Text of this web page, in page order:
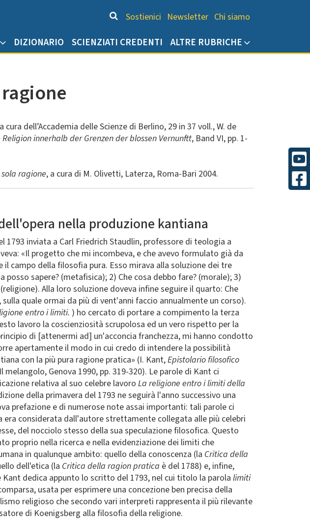
Chi siamo
Sostienici Newsletter Chi siamo
DIZIONARIO SCIENZIATI CREDENTI ALTRE RUBRICHE
cura dell’Accademia delle Scienze di Berlino, 29 in 37 voll., W. de
Religion innerhalb der Grenzen der blossen Vernunftt, Band VI, pp. 1-
ragione, a cura di M. Olivetti, Laterza, Roma-Bari 2004.
nella produzione kantiana
1793 inviata a Carl Friedrich Staudlin, professore di teologia a
«Il progetto che mi incombeva, e che avevo formulato già da
campo della filosofia pura. Esso mirava alla soluzione dei tre
posso sapere? (metafisica); 2) Che cosa debbo fare? (morale); 3)
Alla loro soluzione doveva infine seguire il quarto: Che
quale ormai da più di vent'anni faccio annualmente un corso).
entro i limiti. ) ho cercato di portare a compimento la terza
lavoro la coscienziosità scrupolosa ed un vero rispetto per la
di [attenermi ad] un'acconcia franchezza, mi hanno condotto
apertamente il modo in cui credo di intendere la possibilità
con la più pura ragione pratica» (I. Kant,Epistolario filosofico
melangolo, Genova 1990, pp. 319-320). Le parole di Kant ci
relativa al suo celebre lavoro La religione entro i limiti della
della primavera del 1793 ne seguirà l'anno successivo una
prefazione e di numerose note assai importanti: tali parole ci
considerata dall'autore strettamente collegata alle più celebri
del nocciolo stesso della sua speculazione filosofica. Questo
proprio nella ricerca e nella evidenziazione dei limiti che
in qualunque ambito: quello della conoscenza (la Critica della
dell'etica (la Critica della ragion pratica è del 1788) e, infine,
dedica appunto lo scritto del 1793, nel cui titolo la parola limiti
usata per esprimere una concezione ben precisa della
religioso che secondo vari interpreti rappresenta il più rilevante
di Koenigsberg alla filosofia della religione.